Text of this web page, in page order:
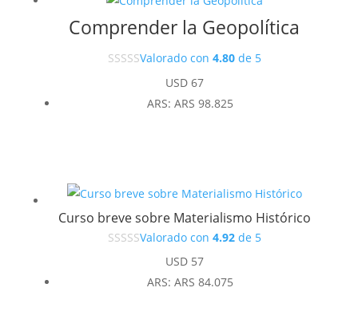
Comprender la Geopolítica
Valorado con 4.80de 5
USD67
ARS: ARS 98.825
Curso breve sobre Materialismo Histórico
Valorado con 4.92de 5
USD57
ARS: ARS 84.075